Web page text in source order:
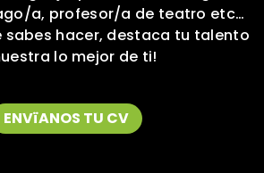
a, profesor/a de teatro etc…
sabes hacer, destaca tu talento
lo mejor de ti!
ENVïANOS TU CV